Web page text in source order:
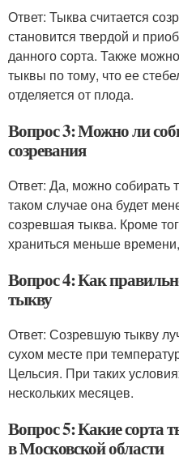
Ответ: Тыква считается
становится твердой и
данного сорта. Также
тыквы по тому, что ее
отделяется от плода.
Вопрос 3: Можно ли
созревания
Ответ: Да, можно собирать
таком случае она будет
созревшая тыква. Кроме
храниться меньше
Вопрос 4: Как
тыкву
Ответ: Созревшую тыкву
сухом месте при
Цельсия. При таких
нескольких месяцев.
Вопрос 5: Какие сорта
в Московской области